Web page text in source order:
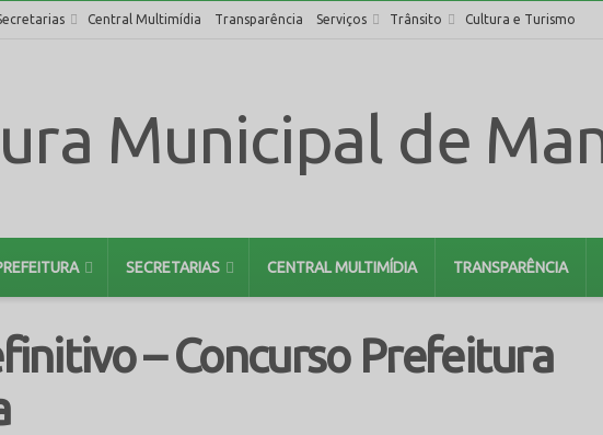
Central Multimídia Transparência Serviços Trânsito Cultura e Turismo
SECRETARIAS CENTRAL MULTIMÍDIA TRANSPARÊNCIA
– Concurso Prefeitura